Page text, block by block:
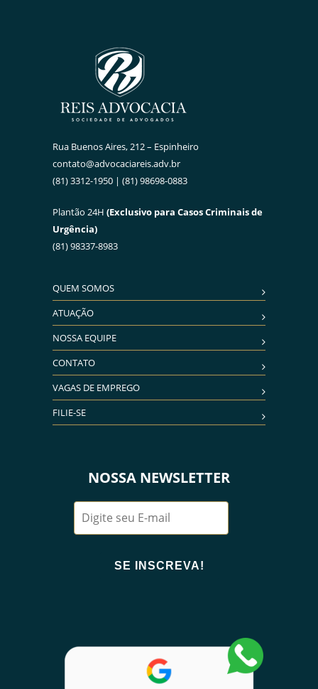
Rua Buenos Aires, 212 – Espinheiro
contato@advocaciareis.adv.br
(81) 3312-1950 | (81) 98698-0883
Plantão 24H (Exclusivo para Casos Criminais de
Urgência)
(81) 98337-8983
QUEM SOMOS
ATUAÇÃO
NOSSA EQUIPE
CONTATO
VAGAS DE EMPREGO
FILIE-SE
NOSSA NEWSLETTER